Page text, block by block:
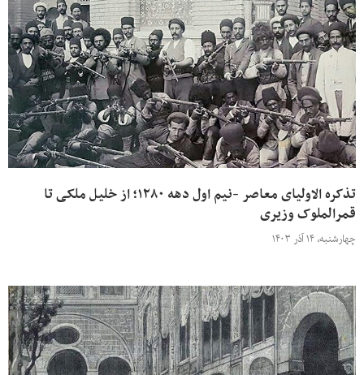
تذکره الاولیای معاصر -نیم اول دهه ۱۲۸۰؛ از خلیل ملکی تا
قمرالملوک وزیری
چهارشنبه، ۱۴ آذر ۱۴۰۳